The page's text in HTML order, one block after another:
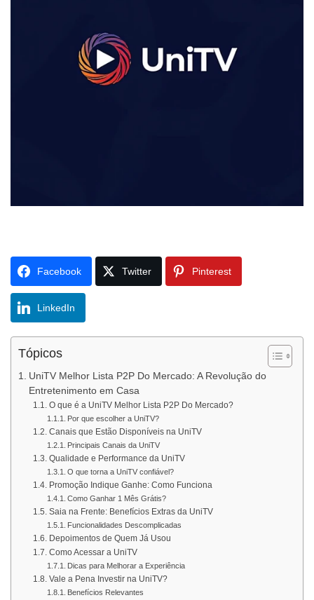
Facebook Twitter Pinterest
LinkedIn
Tópicos
UniTV Melhor Lista P2P Do Mercado: A Revolução do
Entretenimento em Casa
O que é a UniTV Melhor Lista P2P Do Mercado?
Por que escolher a UniTV?
Canais que Estão Disponíveis na UniTV
Principais Canais da UniTV
Qualidade e Performance da UniTV
O que torna a UniTV confiável?
Promoção Indique Ganhe: Como Funciona
Como Ganhar 1 Mês Grátis?
Saia na Frente: Benefícios Extras da UniTV
Funcionalidades Descomplicadas
Depoimentos de Quem Já Usou
Como Acessar a UniTV
Dicas para Melhorar a Experiência
Vale a Pena Investir na UniTV?
Benefícios Relevantes